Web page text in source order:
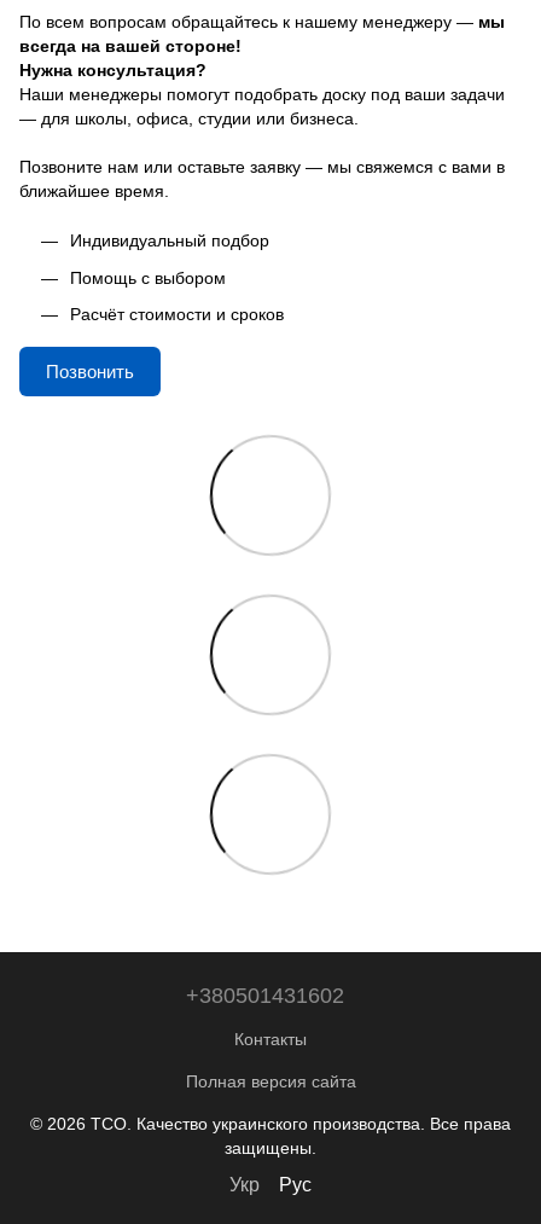
По всем вопросам обращайтесь к нашему менеджеру — мы
всегда на вашей стороне!
Нужна консультация?
Наши менеджеры помогут подобрать доску под ваши задачи
— для школы, офиса, студии или бизнеса.
Позвоните нам или оставьте заявку — мы свяжемся с вами в
ближайшее время.
Индивидуальный подбор
Помощь с выбором
Расчёт стоимости и сроков
Позвонить
+380501431602
Контакты
Полная версия сайта
© 2026 ТСО. Качество украинского производства. Все права
защищены.
Укр Рус